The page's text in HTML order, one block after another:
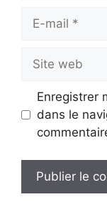
Site
web
Enregistrer
dans le